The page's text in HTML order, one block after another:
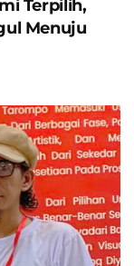
Terpilih,
Menuju